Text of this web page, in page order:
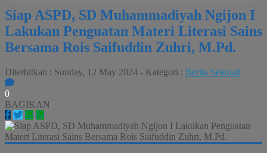
Siap ASPD, SD Muhammadiyah Ngijon I
Lakukan Penguatan Materi Literasi Sains
Bersama Rois Saifuddin Zuhri, M.Pd.
Diterbitkan : Sunday, 12 May 2024 - Kategori : Berita Sekolah
0
BAGIKAN